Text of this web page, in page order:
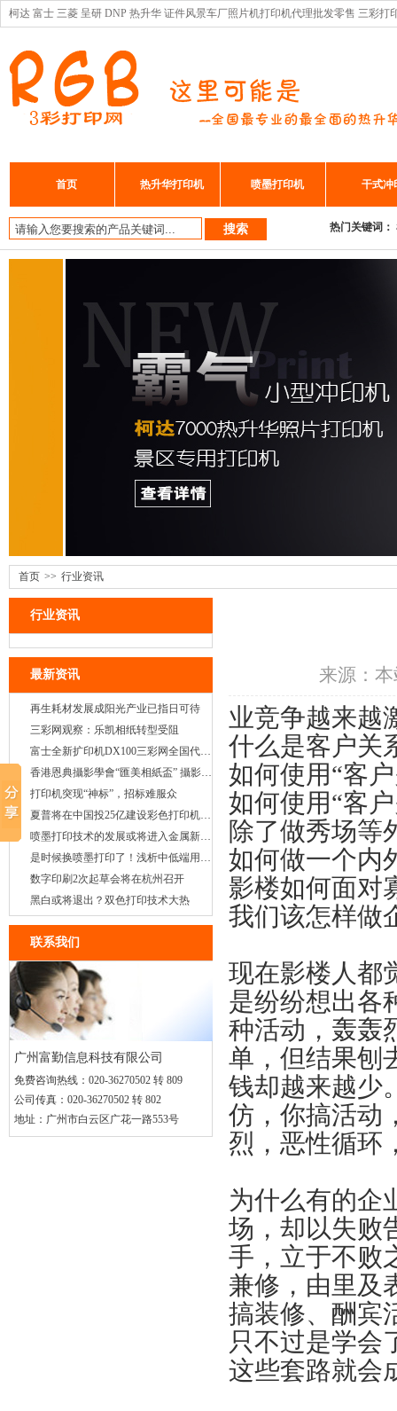
柯达 富士 三菱 呈研 DNP 热升华 证件风景车厂照片机打印机代理批发零售 三彩打
首页 热升华打印机 喷墨打印机 干式冲
搜索 热门关键词：
首页 >> 行业资讯
行业资讯
最新资讯
再生耗材发展成阳光产业已指日可待
三彩网观察：乐凯相纸转型受阻
打印机突现“神标”，招标难服众
数字印刷2次起草会将在杭州召开
黑白或将退出？双色打印技术大热
联系我们
广州富勤信息科技有限公司
免费咨询热线： 020-36270502 转 809
公司传真： 020-36270502 转 802
地址： 广州市白云区广花一路553号
来源：
业竞争越来越
什么是客户关
如何使用“客
如何使用“客
除了做秀场等
如何做一个内
影楼如何面对
我们该怎样做
现在影楼人都
是纷纷想出各
种活动，轰轰
单，但结果刨
钱却越来越少
仿，你搞活动
烈，恶性循环
为什么有的企
场，却以失败
手，立于不败
兼修，由里及
搞装修、酬宾
只不过是学会
这些套路就会